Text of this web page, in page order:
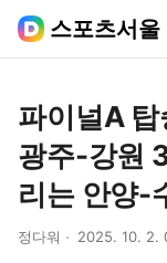
스포츠서울
파이널A
광주-강원
리는 안양-
정다워 2025. 10. 2.